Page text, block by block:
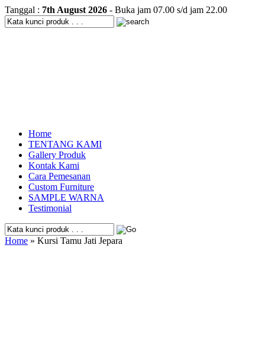
Tanggal : 7th August 2026 - Buka jam 07.00 s/d jam 22.00
Home
TENTANG KAMI
Gallery Produk
Kontak Kami
Cara Pemesanan
Custom Furniture
SAMPLE WARNA
Testimonial
Home » Kursi Tamu Jati Jepara